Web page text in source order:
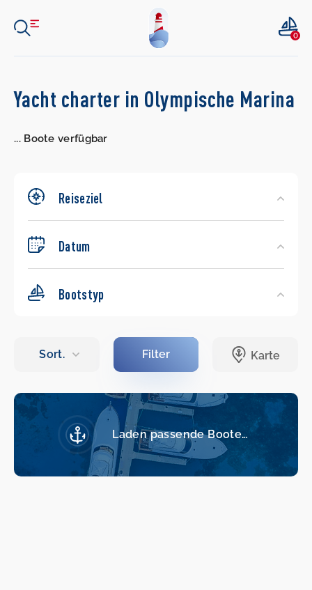
0
Search
Yacht charter in Olympische Marina
...Boote verfügbar
Reiseziel
Datum
Bootstyp
Laden passende Boote…